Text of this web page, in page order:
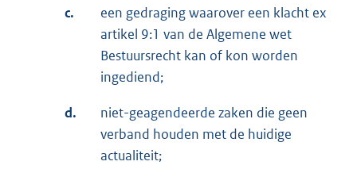
c.
een gedraging waarover een klacht ex
artikel 9:1 van de Algemene wet
Bestuursrecht kan of kon worden
ingediend;
d.
niet-geagendeerde zaken die geen
verband houden met de huidige
actualiteit;